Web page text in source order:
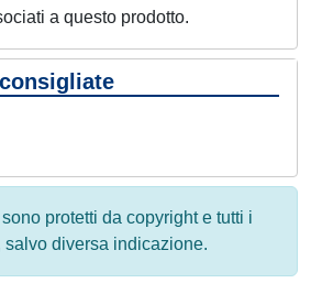
a questo prodotto.
sono protetti da copyright e tutti i
salvo diversa indicazione.